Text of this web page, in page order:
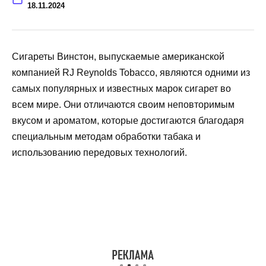
18.11.2024
Сигареты Винстон, выпускаемые американской
компанией RJ Reynolds Tobacco, являются одними из
самых популярных и известных марок сигарет во
всем мире. Они отличаются своим неповторимым
вкусом и ароматом, которые достигаются благодаря
специальным методам обработки табака и
использованию передовых технологий.